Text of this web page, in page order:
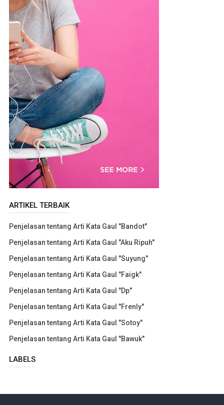
ARTIKEL TERBAIK
Penjelasan tentang Arti Kata Gaul "Bandot"
Penjelasan tentang Arti Kata Gaul "Aku Ripuh"
Penjelasan tentang Arti Kata Gaul "Suyung"
Penjelasan tentang Arti Kata Gaul "Faigk"
Penjelasan tentang Arti Kata Gaul "Dp"
Penjelasan tentang Arti Kata Gaul "Frenly"
Penjelasan tentang Arti Kata Gaul "Sotoy"
Penjelasan tentang Arti Kata Gaul "Bawuk"
LABELS